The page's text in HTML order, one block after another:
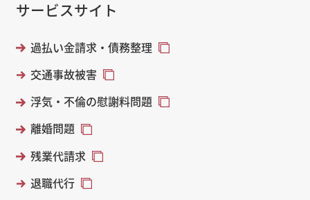
サービスサイト
過払い金請求・債務整理
交通事故被害
浮気・不倫の慰謝料問題
離婚問題
残業代請求
退職代行